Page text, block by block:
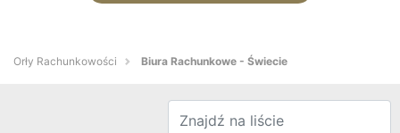
Orły Rachunkowości Biura Rachunkowe - Świecie